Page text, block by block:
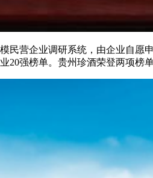
民营企业调研系统，由企业自
20强榜单。贵州珍酒荣登两项